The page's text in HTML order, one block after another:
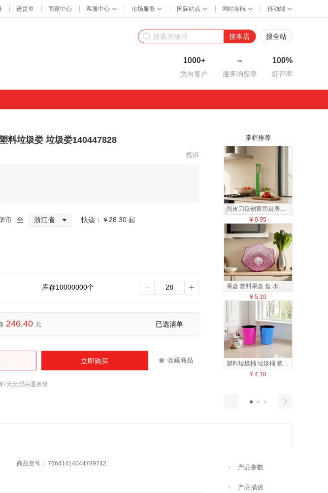
搜本店 搜全站
1000+
意向客户
--
服务响应率
100%
好评率
料垃圾娄 垃圾娄140447828
投诉
市 至 浙江省 快递： ￥28.30 起
库存10000000个
246.40 元 已选清单
立即购买 收藏商品
7天无理由退换货
掌柜推荐
削皮刀瓜刨家用厨房水果蔬菜刨刀多色可选陶瓷刨瓜果多功能北欧
¥ 0.95
果盘 塑料果盘 盘 水果盘140812431
¥ 5.10
塑料垃圾桶 垃圾桶 塑料垃圾娄 垃圾娄140652181
¥ 4.10
商品货号 ： 76641414044789742
产品参数
产品描述